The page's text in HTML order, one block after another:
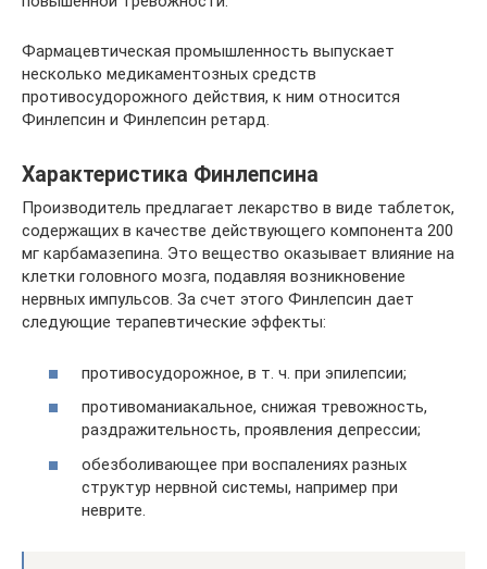
Фармацевтическая промышленность выпускает
несколько медикаментозных средств
противосудорожного действия, к ним относится
Финлепсин и Финлепсин ретард.
Характеристика Финлепсина
Производитель предлагает лекарство в виде таблеток,
содержащих в качестве действующего компонента 200
мг карбамазепина. Это вещество оказывает влияние на
клетки головного мозга, подавляя возникновение
нервных импульсов. За счет этого Финлепсин дает
следующие терапевтические эффекты:
противосудорожное, в т. ч. при эпилепсии;
противоманиакальное, снижая тревожность,
раздражительность, проявления депрессии;
обезболивающее при воспалениях разных
структур нервной системы, например при
неврите.